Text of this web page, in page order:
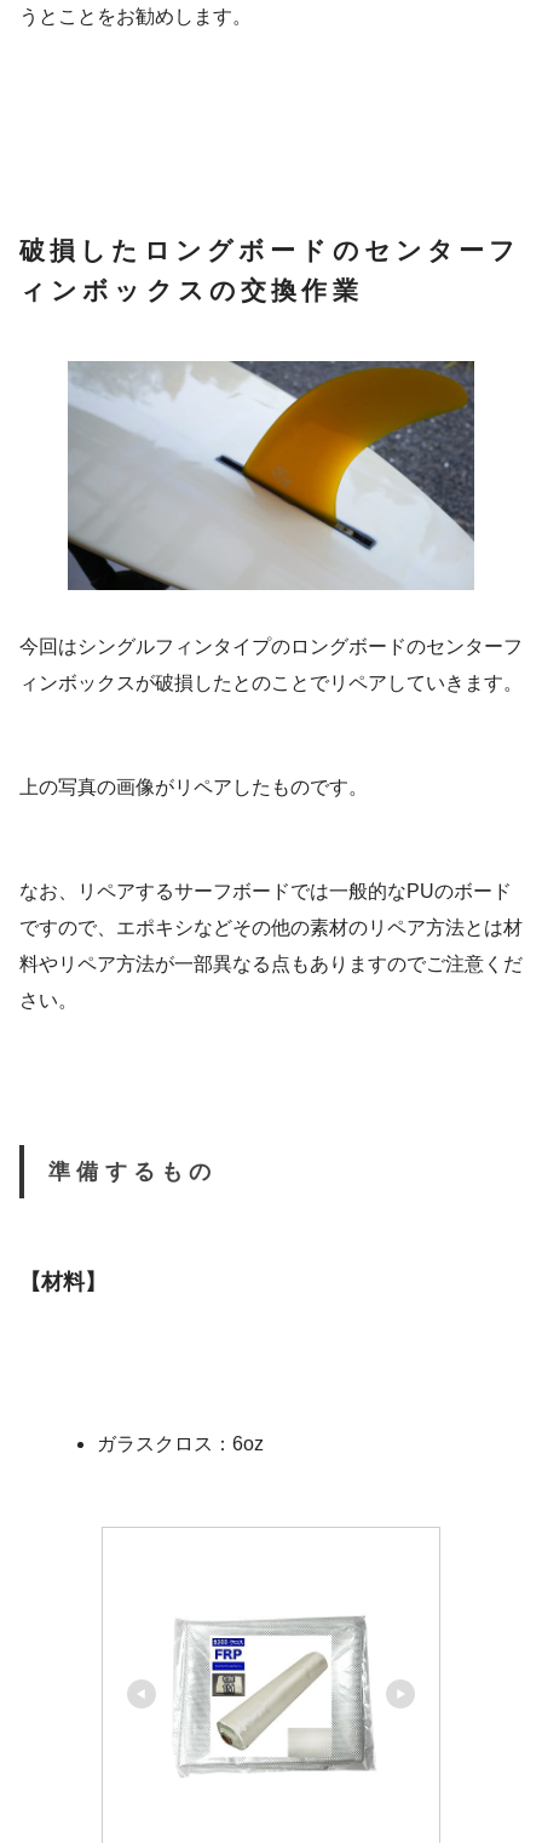
うとことをお勧めします。
破損したロングボードのセンターフ
ィンボックスの交換作業
今回はシングルフィンタイプのロングボードのセンターフ
ィンボックスが破損したとのことでリペアしていきます。
上の写真の画像がリペアしたものです。
なお、リペアするサーフボードでは一般的なPUのボード
ですので、エポキシなどその他の素材のリペア方法とは材
料やリペア方法が一部異なる点もありますのでご注意くだ
さい。
準備するもの
【材料】
ガラスクロス：6oz